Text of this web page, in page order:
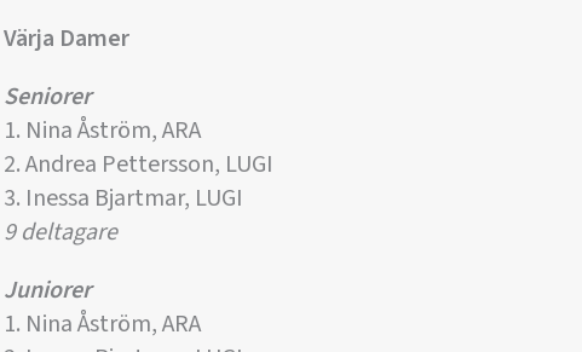
Värja Damer
Seniorer
1. Nina Åström, ARA
2. Andrea Pettersson, LUGI
3. Inessa Bjartmar, LUGI
9 deltagare
Juniorer
1. Nina Åström, ARA